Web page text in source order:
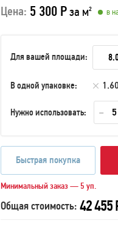
Цена: 5 300 Рза м2 в
Для вашей площади:
В одной упаковке:
Нужно использовать:
Быстрая покупка
Минимальный заказ — 5 уп.
Общая стоимость: 42 455